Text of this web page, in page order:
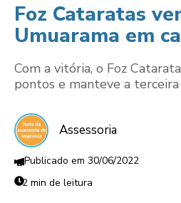
Foz Cataratas
Umuarama em
Com a vitória, o Foz
pontos e manteve a terceira
Assessoria
30/06/2022
2 min de leitura